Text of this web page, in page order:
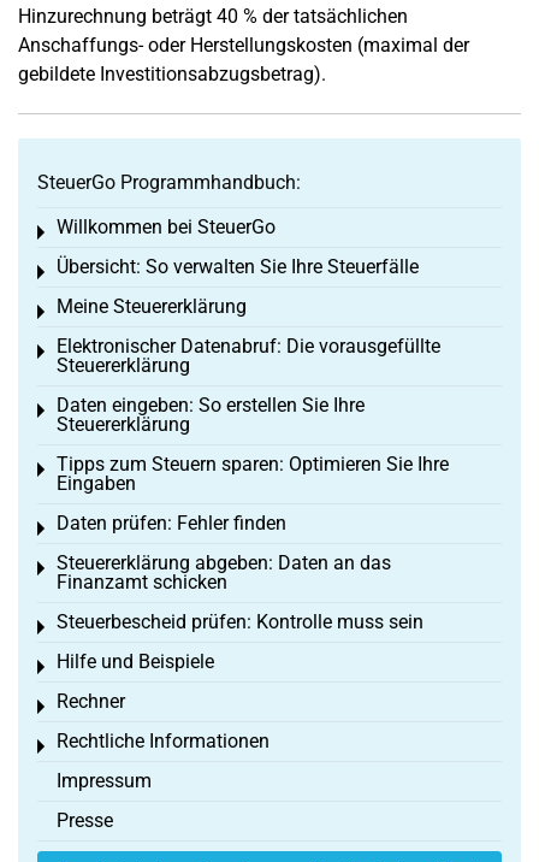
Hinzurechnung beträgt 40 % der tatsächlichen
Anschaffungs- oder Herstellungskosten (maximal der
gebildete Investitionsabzugsbetrag).
SteuerGo Programmhandbuch:
Willkommen bei SteuerGo
Toggle menu
Übersicht: So verwalten Sie Ihre Steuerfälle
Toggle menu
Meine Steuererklärung
Toggle menu
Elektronischer Datenabruf: Die vorausgefüllte
Steuererklärung
Toggle menu
Daten eingeben: So erstellen Sie Ihre
Steuererklärung
Toggle menu
Tipps zum Steuern sparen: Optimieren Sie Ihre
Eingaben
Toggle menu
Daten prüfen: Fehler finden
Toggle menu
Steuererklärung abgeben: Daten an das
Finanzamt schicken
Toggle menu
Steuerbescheid prüfen: Kontrolle muss sein
Toggle menu
Hilfe und Beispiele
Toggle menu
Rechner
Toggle menu
Rechtliche Informationen
Toggle menu
Impressum
Presse